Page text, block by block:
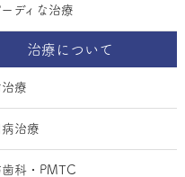
ーディな治療
治療について
治療
治療
歯科・PMTC